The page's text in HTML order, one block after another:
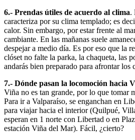
6.- Prendas útiles de acuerdo al clima.
caracteriza por su clima templado; es
calor. Sin embargo, por estar frente al
cambiante. En las mañanas suele
despejar a medio día. Es por eso que la
clóset no falte la parka, la chaqueta, las
andarás bien preparado para afrontar los
7.- Dónde pasan la locomoción hacia
Viña no es tan grande, por lo que tomar
Para ir a Valparaíso, se enganchan en
para viajar hacia el interior (Quilpué,
esperan en 1 norte con Libertad o en
estación Viña del Mar). Fácil, ¿cierto?